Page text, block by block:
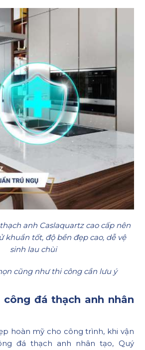
anh Caslaquartz cao cấp nên
khuẩn tốt, độ bền đẹp cao, dễ vệ
sinh lau chùi
cũng như thi công cần lưu ý
đá thạch anh nhân
hoàn mỹ cho công trình, khi vận
đá thạch anh nhân tạo, Quý